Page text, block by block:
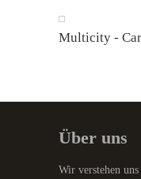
Multicity -
Über uns
Wir verstehen